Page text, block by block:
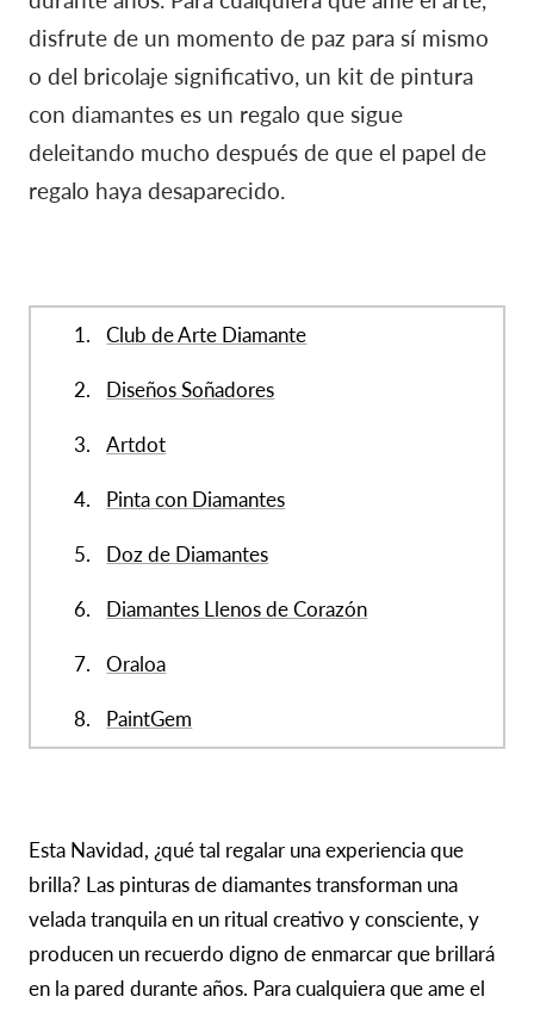
disfrute de un momento de paz para sí mismo
o del bricolaje significativo, un kit de pintura
con diamantes es un regalo que sigue
deleitando mucho después de que el papel de
regalo haya desaparecido.
Club de Arte Diamante
Diseños Soñadores
Artdot
Pinta con Diamantes
Doz de Diamantes
Diamantes Llenos de Corazón
Oraloa
PaintGem
Esta Navidad, ¿qué tal regalar una experiencia que
brilla? Las pinturas de diamantes transforman una
velada tranquila en un ritual creativo y consciente, y
producen un recuerdo digno de enmarcar que brillará
en la pared durante años. Para cualquiera que ame el